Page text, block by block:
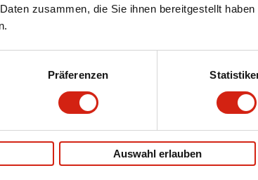
zusammen, die Sie ihnen bereitgestellt
Präferenzen
Auswahl erlauben
Saab 9-2X Kombi /